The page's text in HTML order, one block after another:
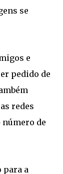
se
e
pedido de
redes
número de
para a